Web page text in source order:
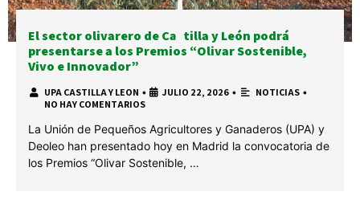
El sector olivarero de Castilla y León podrá
presentarse a los Premios “Olivar Sostenible,
Vivo e Innovador”
UPA CASTILLA Y LEON • JULIO 22, 2026 • NOTICIAS •
NO HAY COMENTARIOS
La Unión de Pequeños Agricultores y Ganaderos (UPA) y
Deoleo han presentado hoy en Madrid la convocatoria de
los Premios “Olivar Sostenible, …